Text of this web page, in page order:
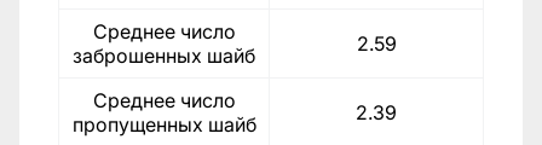
Среднее число
заброшенных шайб
2.59
Среднее число
пропущенных шайб
2.39